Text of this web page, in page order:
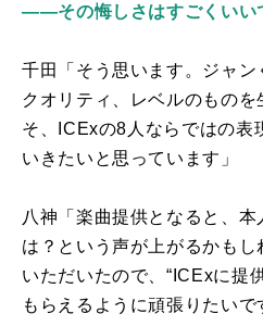
――その悔しさはすごくいい
千田「そう思います。ジャ
クオリティ、レベルのものを
そ、
ICExの8人ならではの表
いきたいと思っています」
八神「楽曲提供となると、
は？という声が上がるかもし
いただいたので、“ ICExに提
もらえるように頑張りたいで